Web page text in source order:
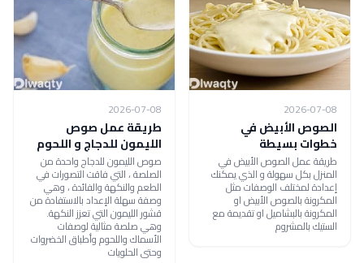
2026-07-08
الصوص الأبيض في
خطوات بسيطة
طريقة عمل الصوص الأبيض في
المنزل بكل سهولة و الذي يمكنك
إعدادة لمختلف الوصفات مثل
المكرونة بالصوص الأبيض او
المكرونة بالبشاميل او تقديمة مع
الستيك بالمشروم
2026-07-08
طريقة عمل صوص
الليمون للدجاج و اللحوم
صوص الليمون للدجاج واحدة من
الصلصة ، التي فاقت التصورات في
الطعم والنكهة والفائدة ، وهي
وصفة سهلة الإعداد بالاستفادة من
قشور الليمون التي تعزز النكهة.
وهي صلصة مثالية لوصفات
الأسماك واللحوم وأطباق الخضروات
وحتى الحلويات